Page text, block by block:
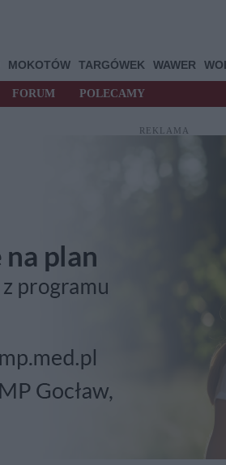
MOKOTÓW TARGÓWEK WAWER
FORUM POLECAMY
REKLAMA